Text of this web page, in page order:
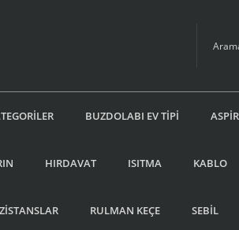
BUZDOLABI EV TİPİ
HIRDAVAT ISITMA KABLO
RULMAN KEÇE SEBİL